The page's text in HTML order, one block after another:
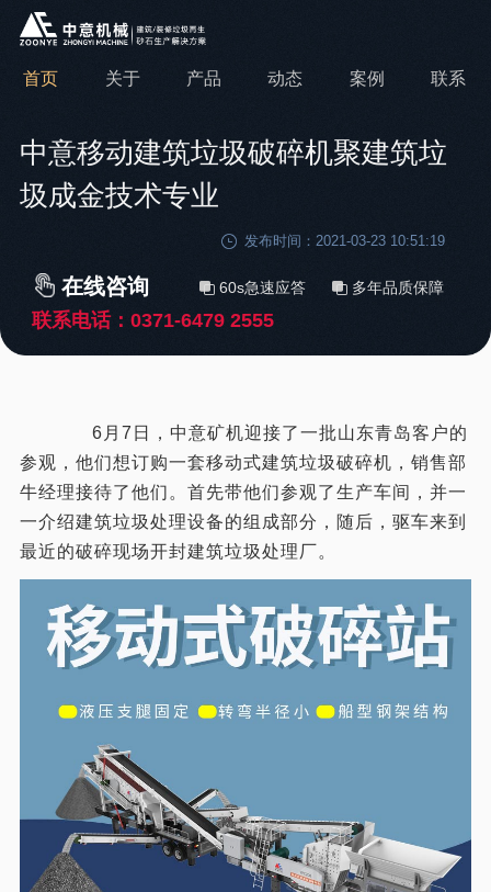
首页 关于 产品 动态 案例 联系
中意移动建筑垃圾破碎机聚建筑垃
圾成金技术专业
发布时间：2021-03-23 10:51:19
在线咨询 60s急速应答 多年品质保障
联系电话： 0371-6479 2555
6月7日，中意矿机迎接了一批山东青岛客户的
参观，他们想订购一套移动式建筑垃圾破碎机，销售部
牛经理接待了他们。首先带他们参观了生产车间，并一
一介绍建筑垃圾处理设备的组成部分，随后，驱车来到
最近的破碎现场开封建筑垃圾处理厂。